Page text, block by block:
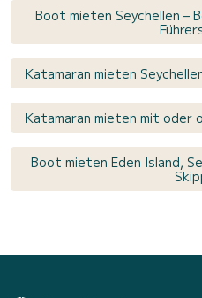
Boot mieten Seychellen –
Katamaran mieten
Katamaran mieten mit oder
Boot mieten Eden Island,